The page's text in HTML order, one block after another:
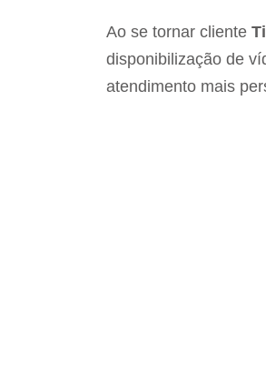
Ao se tornar cliente
disponibilização de
atendimento mais